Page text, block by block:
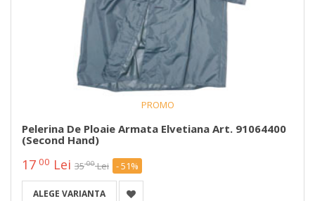
PROMO
Pelerina De Ploaie Armata Elvetiana Art. 91064400
(second Hand)
17 00 Lei 3500 Lei - 51%
ALEGE VARIANTA